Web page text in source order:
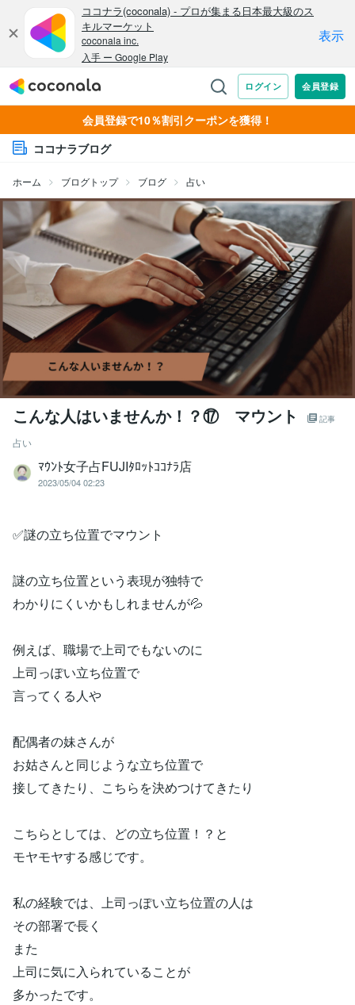
会員登録で10％割引クーポンを獲得！
ココナラブログ
ホーム ブログトップ ブログ 占い
こんな人はいませんか！？⑰ マウント 記事
占い
ﾏｳﾝﾄ女子占FUJIﾀﾛｯﾄｺｺﾅﾗ店
2023/05/04 02:23
✅謎の立ち位置でマウント
謎の立ち位置という表現が独特で
わかりにくいかもしれませんが💦
例えば、職場で上司でもないのに
上司っぽい立ち位置で
言ってくる人や
配偶者の妹さんが
お姑さんと同じような立ち位置で
接してきたり、こちらを決めつけてきたり
こちらとしては、どの立ち位置！？と
モヤモヤする感じです。
私の経験では、上司っぽい立ち位置の人は
その部署で長く
また
上司に気に入られていることが
多かったです。